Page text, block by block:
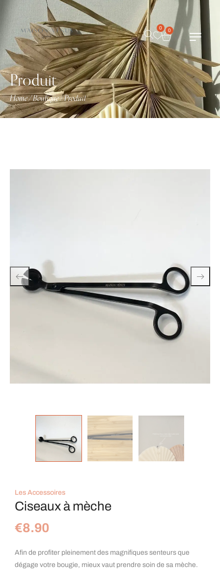
0 0
Produit
Home/Boutique/Produit
Les Accessoires
Ciseaux à mèche
€8.90
Afin de profiter pleinement des magnifiques senteurs que
dégage votre bougie, mieux vaut prendre soin de sa mèche.